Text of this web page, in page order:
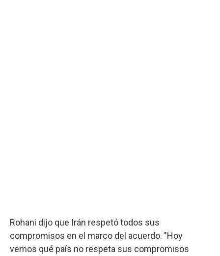
Rohani dijo que Irán respetó todos sus
compromisos en el marco del acuerdo. "Hoy
vemos qué país no respeta sus compromisos